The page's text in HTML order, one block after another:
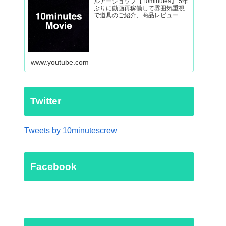
ぶりに動画再稼働して雰囲気重視
で道具のご紹介、商品レビューか
www.youtube.com
Twitter
Tweets by 10minutescrew
Facebook